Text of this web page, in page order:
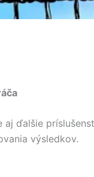
ďalšie
výsledkov.